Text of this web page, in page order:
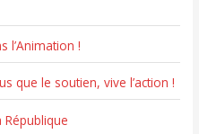
l’Animation !
que le soutien, vive l’action !